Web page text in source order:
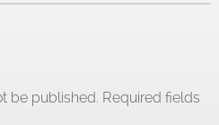
be published. Required fields